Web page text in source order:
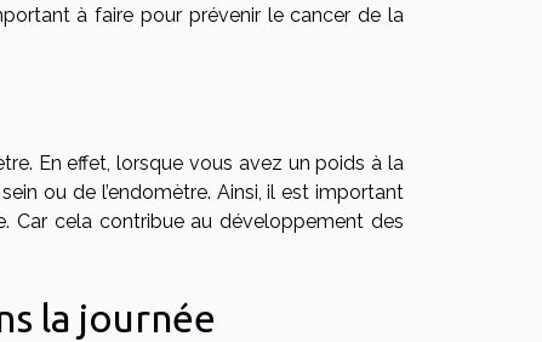
à faire pour prévenir le cancer de la
En effet, lorsque vous avez un poids à la
ou de l’endomètre. Ainsi, il est important
Car cela contribue au développement des
la journée